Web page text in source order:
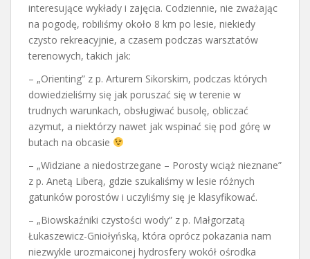
interesujące wykłady i zajęcia. Codziennie, nie zważając
na pogodę, robiliśmy około 8 km po lesie, niekiedy
czysto rekreacyjnie, a czasem podczas warsztatów
terenowych, takich jak:
– „Orienting” z p. Arturem Sikorskim, podczas których
dowiedzieliśmy się jak poruszać się w terenie w
trudnych warunkach, obsługiwać busolę, obliczać
azymut, a niektórzy nawet jak wspinać się pod górę w
butach na obcasie
– „Widziane a niedostrzegane – Porosty wciąż nieznane”
z p. Anetą Liberą, gdzie szukaliśmy w lesie różnych
gatunków porostów i uczyliśmy się je klasyfikować.
– „Biowskaźniki czystości wody” z p. Małgorzatą
Łukaszewicz-Gniołyńską, która oprócz pokazania nam
niezwykle urozmaiconej hydrosfery wokół ośrodka